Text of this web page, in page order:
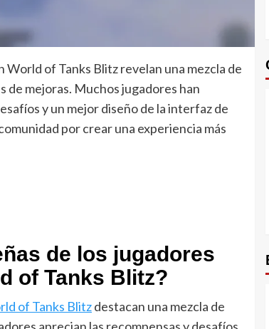
World of Tanks Blitz revelan una mezcla de
de mejoras. Muchos jugadores han
y un mejor diseño de la interfaz de
por crear una experiencia más
de los jugadores
of Tanks Blitz?
of Tanks Blitzdestacan una mezcla de